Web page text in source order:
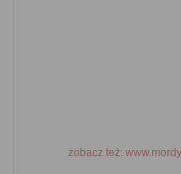
zobacz też: